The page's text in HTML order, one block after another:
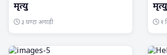
मृत्यु
३ घण्टा अगाडी
मृत्यु
१